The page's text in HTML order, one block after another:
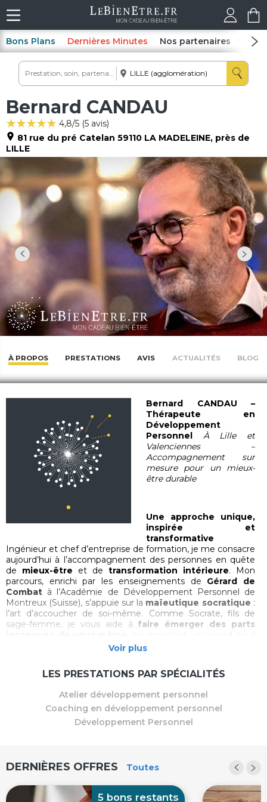
Bons Plans Dernières Minutes Nos partenaires Spas
Bernard CANDAU
4,8/5 (5 avis)
81 rue du pré Catelan 59110 LA MADELEINE, près de
LILLE
À PROPOS PRESTATIONS AVIS ACTUALITÉS BLOG
Bernard CANDAU –
Thérapeute en
Développement
Personnel
À Lille et
Valenciennes –
Accompagnement sur
mesure pour un mieux-
être durable
Une approche unique,
inspirée et
transformative
Ingénieur et chef d’entreprise de formation, je me consacre
aujourd’hui à l’accompagnement des personnes en quête
de mieux-être et de transformation intérieure. Mon
parcours, enrichi par les enseignements de Gérard de
Combat à l’Académie de Développement Personnel de
Montreux (Suisse), s’appuie sur la maïeutique socratique :
l’art d’accoucher de soi-même. Comme Socrate, fils de
sage-femme, je vous aide à faire émerger des parts
sur votre vie et vos défis. Le résultat ? Un
qui vous met en mouvement dès la première
spirituelles (Inde, Chine), les travaux de
thérapeutes, médecins et philosophes, ainsi que dans
les avancées scientifiques. Une synthèse que je mets à
votre service pour vous guider vers
Toutes mes séances et ateliers sontaccessibles en bons
Voir plus
LES PRESTATIONS PAR SPÉCIALITÉS
Atelier développement personnel
Coaching en développement personnel
Développement Personnel
DERNIÈRES OFFRES Toutes
5 bons restants